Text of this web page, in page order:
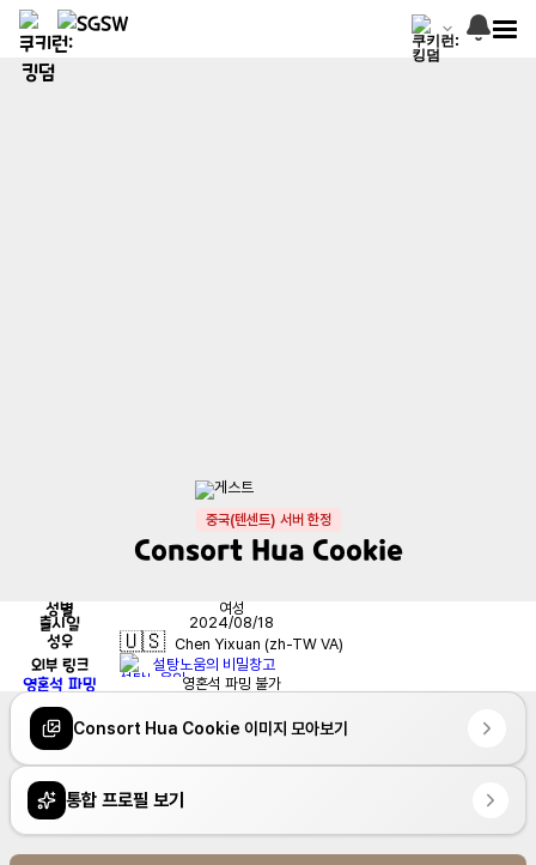
중국(텐센트) 서버 한정
Consort Hua Cookie
성별 여성
출시일 2024/08/18
성우 🇺🇸 Chen Yixuan (zh-TW VA)
외부 링크 설탕노움의 비밀창고
영혼석 파밍 영혼석 파밍 불가
Consort Hua Cookie 이미지 모아보기
통합 프로필 보기